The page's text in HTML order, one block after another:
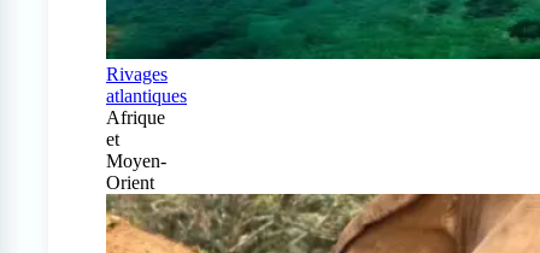
Rivages
atlantiques
Afrique
et
Moyen-
Orient